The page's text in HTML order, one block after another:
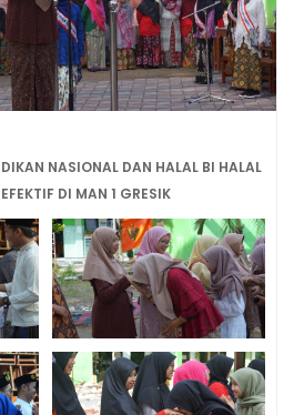
NASIONAL DAN HALAL BI HALAL
DI MAN 1 GRESIK